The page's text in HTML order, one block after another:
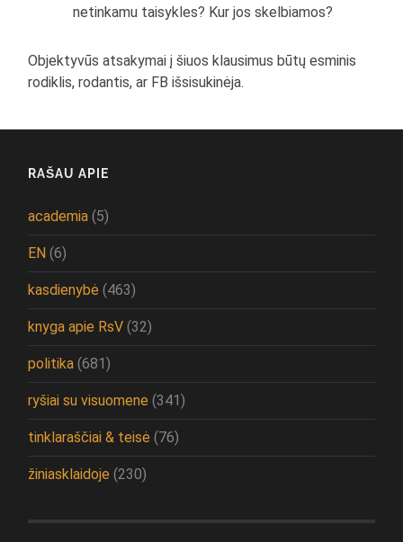
netinkamu taisykles? Kur jos skelbiamos?
Objektyvūs atsakymai į šiuos klausimus būtų esminis
rodiklis, rodantis, ar FB išsisukinėja.
RAŠAU APIE
academia (5)
EN (6)
kasdienybė (463)
knyga apie RsV (32)
politika (681)
ryšiai su visuomene (341)
tinklaraščiai & teisė (76)
žiniasklaidoje (230)